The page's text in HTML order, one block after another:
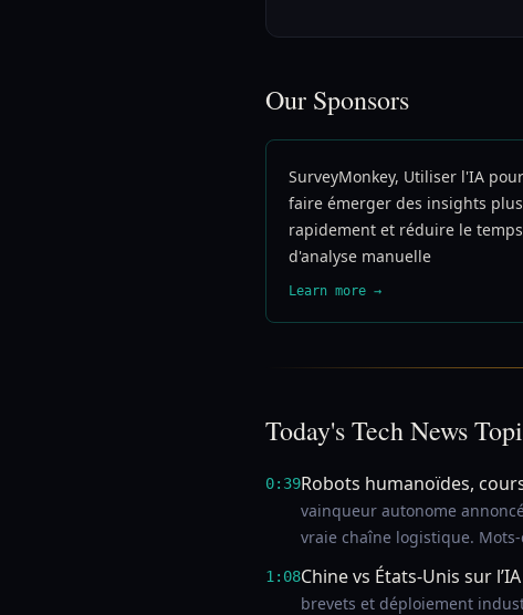
Our Sponsors
SurveyMonkey, Utiliser l'IA pour
faire émerger des insights plus
rapidement et réduire le temps
d'analyse manuelle
Learn more →
Today's Tech News
0:39Robots humanoïdes,
vainqueur autonome
vraie chaîne logistique.
1:08Chine vs États-Unis sur l’IA
brevets et déploiement